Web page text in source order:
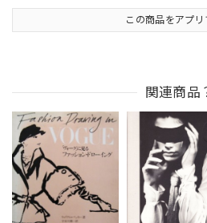
この商品をアプリ
関連商品